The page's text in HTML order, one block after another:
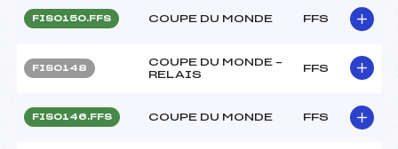
FIS0150.FFS COUPE DU MONDE FFS
FIS0148
COUPE DU MONDE –
RELAIS
FFS
FIS0146.FFS COUPE DU MONDE FFS